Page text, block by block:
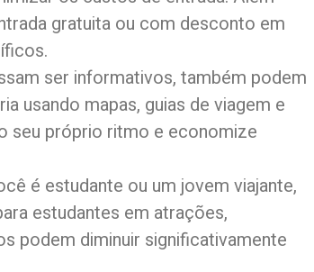
gratuita ou com desconto em
ser informativos, também podem
usando mapas, guias de viagem e
seu próprio ritmo e economize
é estudante ou um jovem viajante,
estudantes em atrações,
podem diminuir significativamente